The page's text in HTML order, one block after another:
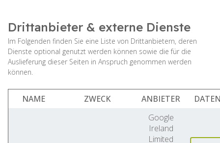
Drittanbieter & externe Dienste
Im Folgenden finden Sie eine Liste von Drittanbietern, deren
Dienste optional genutzt werden können sowie die für die
Auslieferung dieser Seiten in Anspruch genommen werden
können.
NAME ZWECK ANBIETER
Google
Ireland
Limited